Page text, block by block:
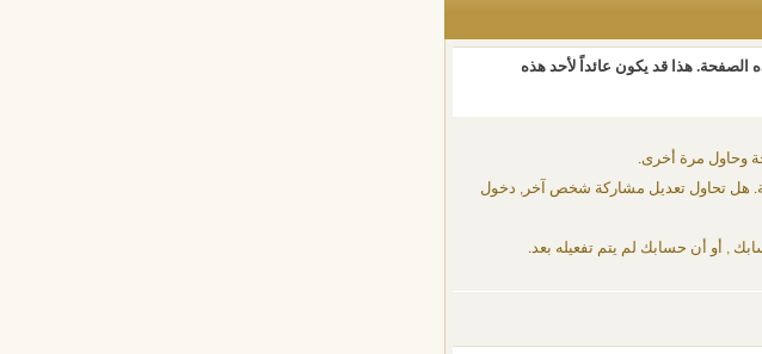
الصفحة. هذا قد يكون عائداً لأحد هذه
وحاول مرة أخرى.
هل تحاول تعديل مشاركة شخص آخر, دخول
, أو أن حسابك لم يتم تفعيله بعد.